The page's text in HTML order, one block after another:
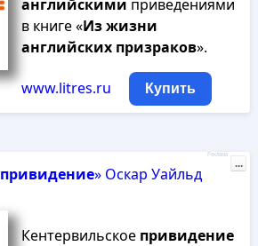
английскими приведениями
в книге «Изжизни
английских призраков».
www.litres.ru Купить
привидение» Оскар Уайльд
Кентервильское привидение
Реклама
...